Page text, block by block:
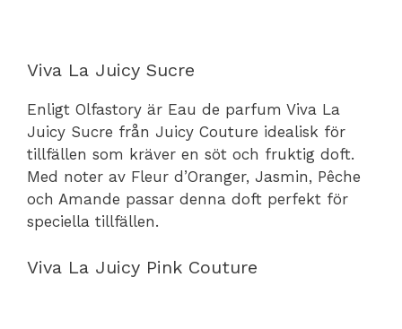
Viva La Juicy Sucre
Enligt Olfastory är Eau de parfum Viva La
Juicy Sucre från Juicy Couture idealisk för
tillfällen som kräver en söt och fruktig doft.
Med noter av Fleur d’Oranger, Jasmin, Pêche
och Amande passar denna doft perfekt för
speciella tillfällen.
Viva La Juicy Pink Couture